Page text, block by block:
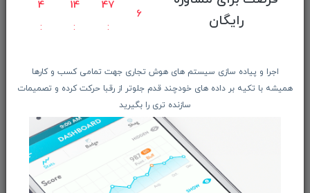
رایگان
4 14 47
6
اجرا و پیاده سازی سیستم های هوش تجاری جهت تمامی کسب و کارها
همیشه با تکیه بر داده های خودچند قدم جلوتر از رقبا حرکت کرده و تصمیمات
سازنده تری را بگیرید
معرفـــی همکــاران
درباره ما بیشتر بدانید
از تخفیف‌ها و جدیدترین‌های فروشگاه ما باخبر شوید: